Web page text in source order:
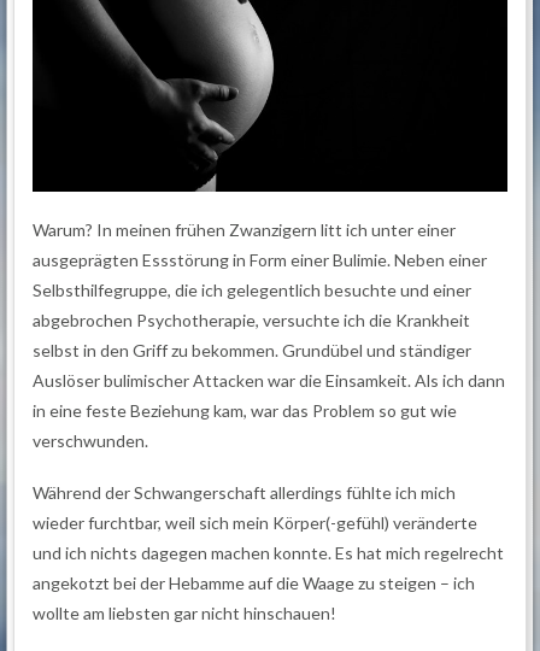
Warum? In meinen frühen Zwanzigern litt ich unter einer
ausgeprägten Essstörung in Form einer Bulimie. Neben einer
Selbsthilfegruppe, die ich gelegentlich besuchte und einer
abgebrochen Psychotherapie, versuchte ich die Krankheit
selbst in den Griff zu bekommen. Grundübel und ständiger
Auslöser bulimischer Attacken war die Einsamkeit. Als ich dann
in eine feste Beziehung kam, war das Problem so gut wie
verschwunden.
Während der Schwangerschaft allerdings fühlte ich mich
wieder furchtbar, weil sich mein Körper(-gefühl) veränderte
und ich nichts dagegen machen konnte. Es hat mich regelrecht
angekotzt bei der Hebamme auf die Waage zu steigen – ich
wollte am liebsten gar nicht hinschauen!